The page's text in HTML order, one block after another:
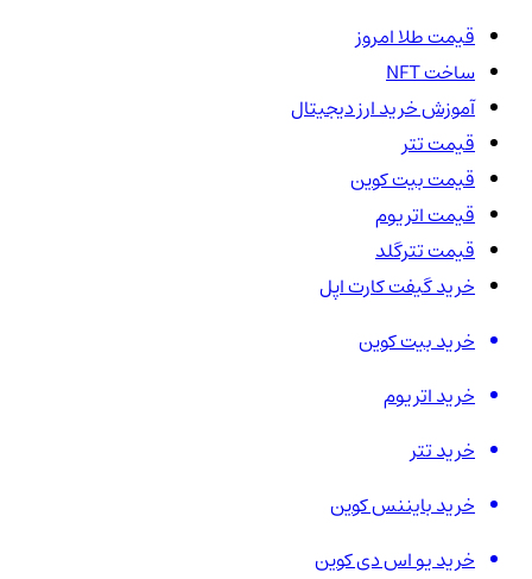
قیمت طلا امروز
ساخت NFT
آموزش خرید ارز دیجیتال
قیمت تتر
قیمت بیت کوین
قیمت اتریوم
قیمت تترگلد
خرید گیفت کارت اپل
خرید بیت کوین
خرید اتریوم
خرید تتر
خرید بایننس کوین
خرید یو اس دی کوین